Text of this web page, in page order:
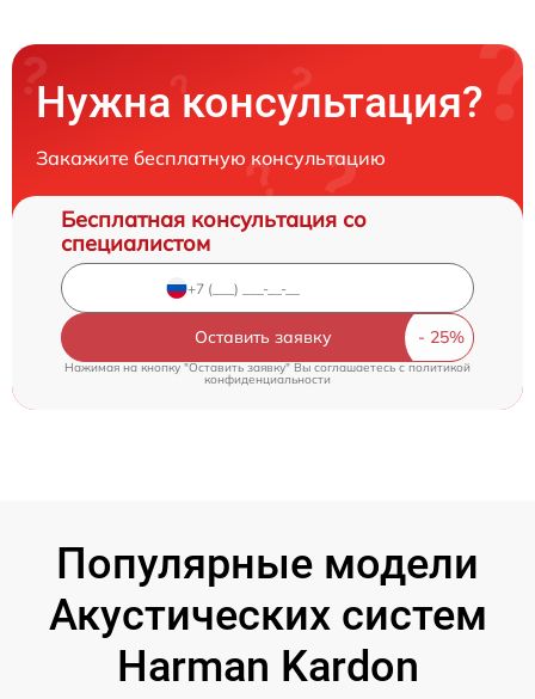
Нужна консультация?
Закажите бесплатную консультацию
Бесплатная консультация со
специалистом
Оставить заявку
Нажимая на кнопку "Оставить заявку" Вы соглашаетесь cполитикой
конфиденциальности
Популярные модели
Акустических систем
Harman Kardon